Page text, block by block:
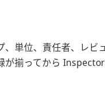
単位、責任者、レビ
揃ってから Inspector